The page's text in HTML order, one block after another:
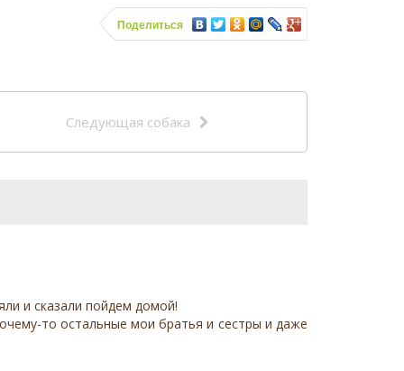
Поделиться
Следующая собака
и сказали пойдем домой!
то остальные мои братья и сестры и даже